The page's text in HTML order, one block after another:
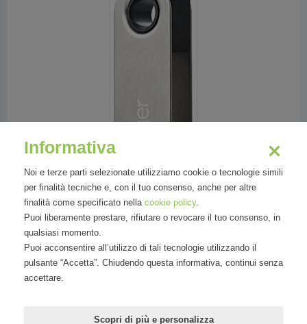
Informativa
Noi e terze parti selezionate utilizziamo cookie o tecnologie simili
per finalità tecniche e, con il tuo consenso, anche per altre
finalità come specificato nella cookie policy.
Puoi liberamente prestare, rifiutare o revocare il tuo consenso, in
qualsiasi momento.
Puoi acconsentire all’utilizzo di tali tecnologie utilizzando il
pulsante “Accetta”. Chiudendo questa informativa, continui senza
accettare.
Scopri di più e personalizza